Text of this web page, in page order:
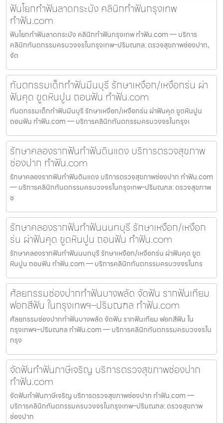
ฟันโยกทำฟันลาดกระบัง คลินิกทำฟันกรุงเทพ
ทำฟัน.com
ฟันโยกทำฟันลาดกระบัง คลินิกทำฟันกรุงเทพ ทำฟัน.com — บริการ
คลินิกทันตกรรมครบวงจรในกรุงเทพ–ปริมณฑล: ตรวจสุขภาพช่องปาก,
จัด
ทันตกรรมเด็กทำฟันมีนบุรี รักษาเหงือก/เหงือกร่น ผ่า
ฟันคุด ขูดหินปูน ถอนฟัน ทำฟัน.com
ทันตกรรมเด็กทำฟันมีนบุรี รักษาเหงือก/เหงือกร่น ผ่าฟันคุด ขูดหินปูน
ถอนฟัน ทำฟัน.com — บริการคลินิกทันตกรรมครบวงจรในกรุงเ
รักษาคลองรากฟันทำฟันดินแดง บริการตรวจสุขภาพ
ช่องปาก ทำฟัน.com
รักษาคลองรากฟันทำฟันดินแดง บริการตรวจสุขภาพช่องปาก ทำฟัน.com
— บริการคลินิกทันตกรรมครบวงจรในกรุงเทพ–ปริมณฑล: ตรวจสุขภาพ
ช
รักษาคลองรากฟันทำฟันนนทบุรี รักษาเหงือก/เหงือก
ร่น ผ่าฟันคุด ขูดหินปูน ถอนฟัน ทำฟัน.com
รักษาคลองรากฟันทำฟันนนทบุรี รักษาเหงือก/เหงือกร่น ผ่าฟันคุด ขูด
หินปูน ถอนฟัน ทำฟัน.com — บริการคลินิกทันตกรรมครบวงจรในกร
ศัลยกรรมช่องปากทำฟันบางพลัด จัดฟัน รากฟันเทียม
ฟอกสีฟัน ในกรุงเทพฯ–ปริมณฑล ทำฟัน.com
ศัลยกรรมช่องปากทำฟันบางพลัด จัดฟัน รากฟันเทียม ฟอกสีฟัน ใน
กรุงเทพฯ–ปริมณฑล ทำฟัน.com — บริการคลินิกทันตกรรมครบวงจรใน
กรุง
จัดฟันทำฟันภาษีเจริญ บริการตรวจสุขภาพช่องปาก
ทำฟัน.com
จัดฟันทำฟันภาษีเจริญ บริการตรวจสุขภาพช่องปาก ทำฟัน.com —
บริการคลินิกทันตกรรมครบวงจรในกรุงเทพ–ปริมณฑล: ตรวจสุขภาพ
ช่องปาก